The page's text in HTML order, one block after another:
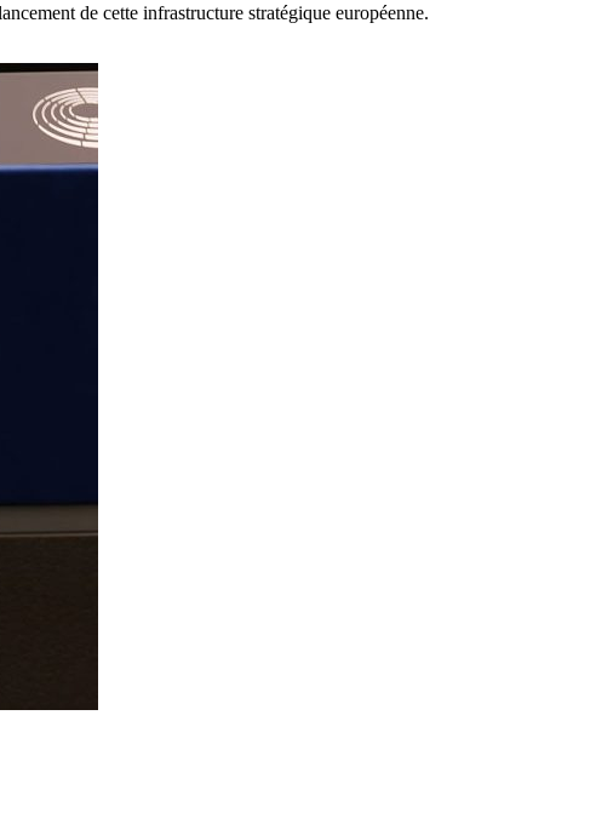
de cette infrastructure stratégique européenne.